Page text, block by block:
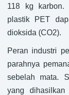
118 kg karbon.
plastik PET
dioksida (CO2).
Peran industri
parahnya
sebelah mata.
yang